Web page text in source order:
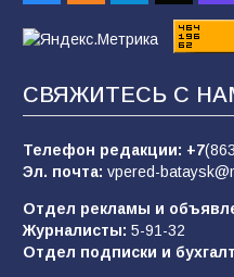
05.08.2026
Батайчане вышли в
конкурса «Большая
62 04.08.2026
Батайским
СВЯЖИТЕСЬ С
Телефон редакции: +7
Эл. почта: vpered-
Отдел рекламы и
Журналисты: 5-91-32
Отдел подписки и